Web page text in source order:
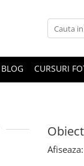
BLOG CURSURI
Afiseaza: